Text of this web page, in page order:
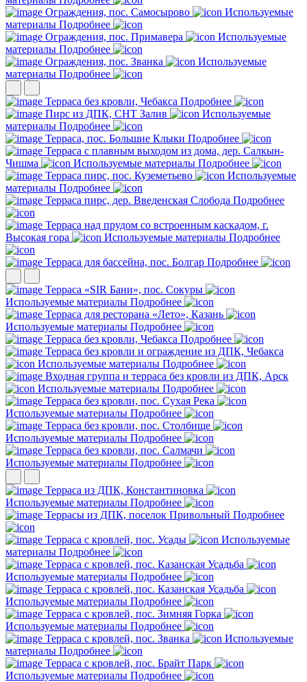
Ограждения, пос. Самосырово
Используемые
материалы Подробнее
Ограждения, пос. Примавера
Используемые
материалы Подробнее
Ограждения, пос. Званка
Используемые
материалы Подробнее
Терраса без кровли, Чебакса Подробнее
Пирс из ДПК, СНТ Залив
Используемые
материалы Подробнее
Терраса, пос. Большие Клыки Подробнее
Терраса с плавным выходом из дома, дер. Салкын-
Чишма
Используемые материалы Подробнее
Терраса пирс, пос. Куземетьево
Используемые
материалы Подробнее
Терраса пирс, дер. Введенская Слобода Подробнее
Терраса над прудом со встроенным каскадом, г.
Высокая гора
Используемые материалы Подробнее
Терраса для бассейна, пос. Болгар Подробнее
Терраса «SIR Бани», пос. Сокуры
Используемые материалы Подробнее
Терраса для ресторана «Лето», Казань
Используемые материалы Подробнее
Терраса без кровли, Чебакса Подробнее
Терраса без кровли и ограждение из ДПК, Чебакса
Используемые материалы Подробнее
Входная группа и терраса без кровли из ДПК, Арск
Используемые материалы Подробнее
Терраса без кровли, пос. Сухая Река
Используемые материалы Подробнее
Терраса без кровли, пос. Столбище
Используемые материалы Подробнее
Терраса без кровли, пос. Салмачи
Используемые материалы Подробнее
Терраса из ДПК, Константиновка
Используемые материалы Подробнее
Террасы из ДПК, поселок Привольный Подробнее
Терраса с кровлей, пос. Усады
Используемые
материалы Подробнее
Терраса с кровлей, пос. Казанская Усадьба
Используемые материалы Подробнее
Терраса с кровлей, пос. Казанская Усадьба
Используемые материалы Подробнее
Терраса с кровлей, пос. Зимняя Горка
Используемые материалы Подробнее
Терраса с кровлей, пос. Званка
Используемые
материалы Подробнее
Терраса с кровлей, пос. Брайт Парк
Используемые материалы Подробнее